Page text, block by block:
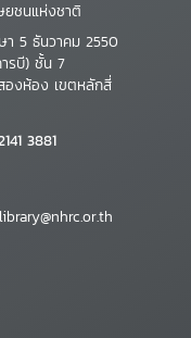
ยชนแห่งชาติ
า 5 ธันวาคม 2550
รบี) ชั้น 7
งห้อง เขตหลักสี่
3881